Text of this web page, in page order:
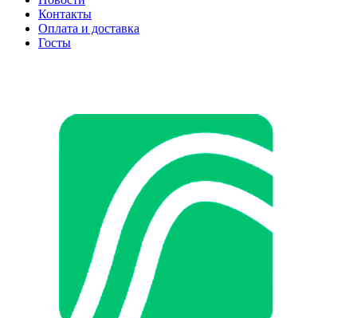
Контакты
Оплата и доставка
Госты